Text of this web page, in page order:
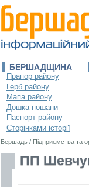
БЕРШАДЩИНА
Прапор району
Герб району
Мапа району
Дошка пошани
Паспорт району
Сторінками історії
Бершадь / Підприємства та
ПП